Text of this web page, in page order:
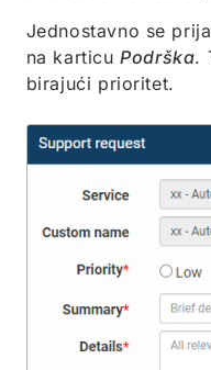
Jednostavno se
na karticuPodrška.
birajući prioritet.